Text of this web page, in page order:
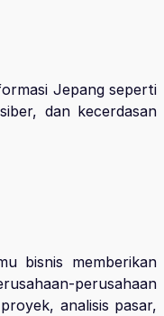
Jepang seperti
dan kecerdasan
bisnis memberikan
perusahaan
analisis pasar,